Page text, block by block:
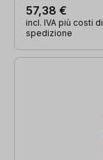
57,38 €
incl. IVA più costi di
spedizione